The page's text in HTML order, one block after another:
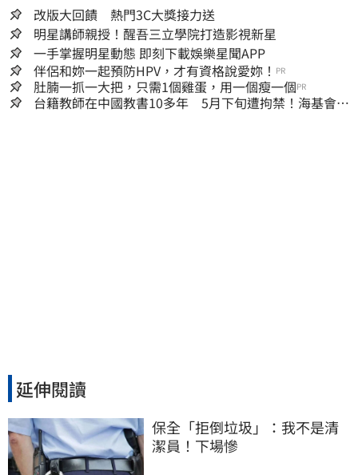
改版大回饋 熱門3C大獎接力送
明星講師親授！醒吾三立學院打造影視新星
一手掌握明星動態 即刻下載娛樂星聞APP
伴侶和妳一起預防HPV，才有資格說愛妳！ PR
肚腩一抓一大把，只需1個雞蛋，用一個瘦一個PR
台籍教師在中國教書10多年 5月下旬遭拘禁！海基會揭
延伸閱讀
保全「拒倒垃圾」：我不是清
潔員！下場慘